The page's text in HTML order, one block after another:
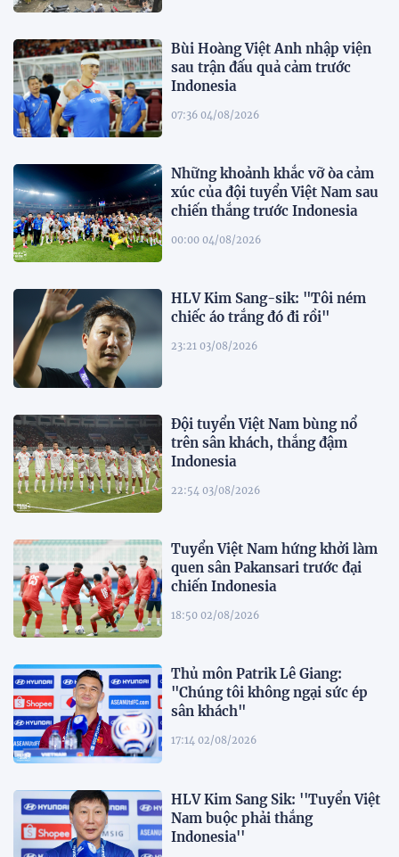
Bùi Hoàng Việt Anh nhập viện
sau trận đấu quả cảm trước
Indonesia
07:36 04/08/2026
Những khoảnh khắc vỡ òa cảm
xúc của đội tuyển Việt Nam sau
chiến thắng trước Indonesia
00:00 04/08/2026
HLV Kim Sang-sik: "Tôi ném
chiếc áo trắng đó đi rồi"
23:21 03/08/2026
Đội tuyển Việt Nam bùng nổ
trên sân khách, thắng đậm
Indonesia
22:54 03/08/2026
Tuyển Việt Nam hứng khởi làm
quen sân Pakansari trước đại
chiến Indonesia
18:50 02/08/2026
Thủ môn Patrik Lê Giang:
"Chúng tôi không ngại sức ép
sân khách"
17:14 02/08/2026
HLV Kim Sang Sik: ''Tuyển Việt
Nam buộc phải thắng
Indonesia''